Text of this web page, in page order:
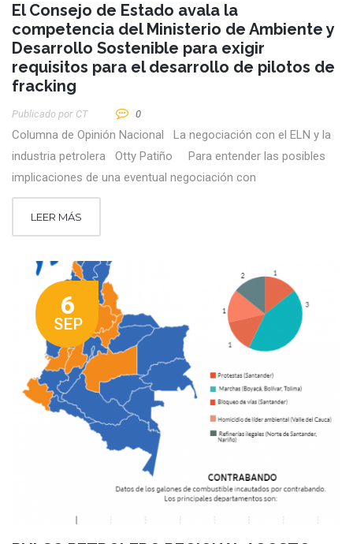
El Consejo de Estado avala la
competencia del Ministerio de Ambiente y
Desarrollo Sostenible para exigir
requisitos para el desarrollo de pilotos de
fracking
Publicado por CT 0
Columna de Opinión Nacional La negociación con el ELN y la
industria petrolera Otty Patiño Para entender las posibles
implicaciones de una eventual negociación con
LEER MÁS
6
SEP